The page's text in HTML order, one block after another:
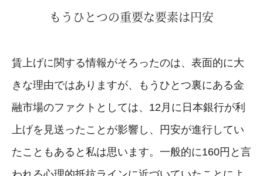
もうひとつの重要な要素は円安
賃上げに関する情報がそろったのは、表面的に大
きな理由ではありますが、もうひとつ裏にある金
融市場のファクトとしては、12月に日本銀行が利
上げを見送ったことが影響し、円安が進行してい
たこともあると私は思います。一般的に160円と言